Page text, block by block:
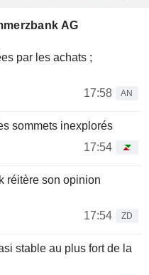
AG
par les achats ;
17:58
AN
sommets inexplorés
17:54
réitère son opinion
17:54
ZD
stable au plus fort de la